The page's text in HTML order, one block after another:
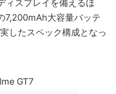
ィスプレイを備えるほ
7,200mAh大容量バッテ
したスペック構成となっ
GT7